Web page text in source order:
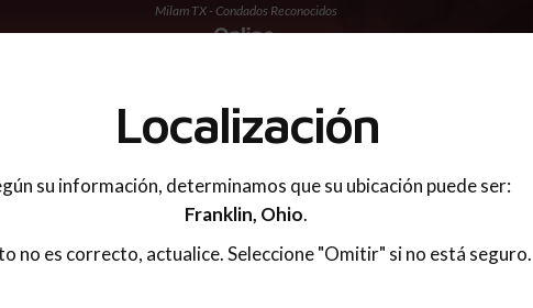
Milam TX - Condados Reconocidos
Localización
su información, determinamos que su ubicación puede ser:
Franklin, Ohio.
no es correcto, actualice. Seleccione "Omitir" si no está seguro.